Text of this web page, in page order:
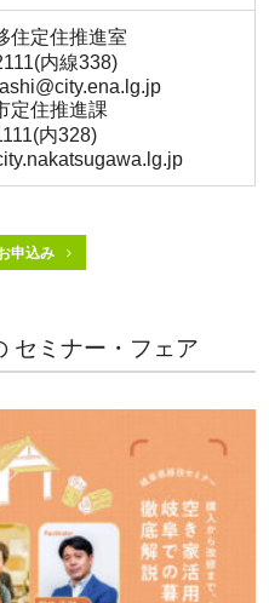
住定住推進室
内線338)
定住推進課
内328)
申込み
セミナー・フェア